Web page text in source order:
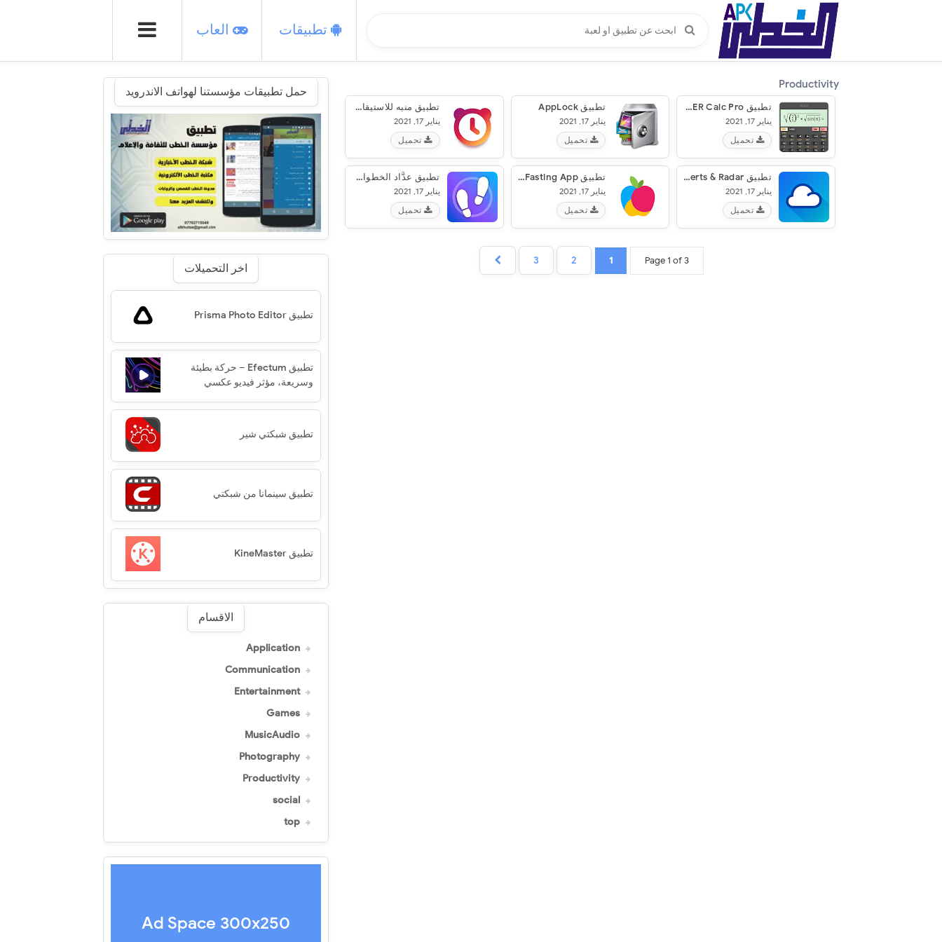
تطبيقات العاب
Productivity
تطبيق HiPER Calc Pro‏
يناير 17, 2021
تحميل
تطبيق AppLock‏
يناير 17, 2021
تحميل
تطبيق منبه للاستيقاظ من النوم بصوت، عالي - Alarmy‏
يناير 17, 2021
تحميل
تطبيق 1Weather: Forecasts, Widgets, Snow Alerts & Radar‏
يناير 17, 2021
تحميل
تطبيق YAZIO Calorie Counter & Intermittent Fasting App‏
يناير 17, 2021
تحميل
تطبيق عدَّاد الخطوات والسعرات الحرارية المجاني
يناير 17, 2021
تحميل
Page 1 of 3
1
2
3
حمل تطبيقات مؤسستنا لهواتف الاندرويد
اخر التحميلات
تطبيق Prisma Photo Editor‏
تطبيق Efectum – حركة بطيئة
وسريعة، مؤثر فيديو عكسي
تطبيق شبكتي شير
تطبيق سينمانا من شبكتي
تطبيق KineMaster
الاقسام
Application
Communication
Entertainment
Games
MusicAudio
Photography
Productivity
social
top
Ad Space 300x250